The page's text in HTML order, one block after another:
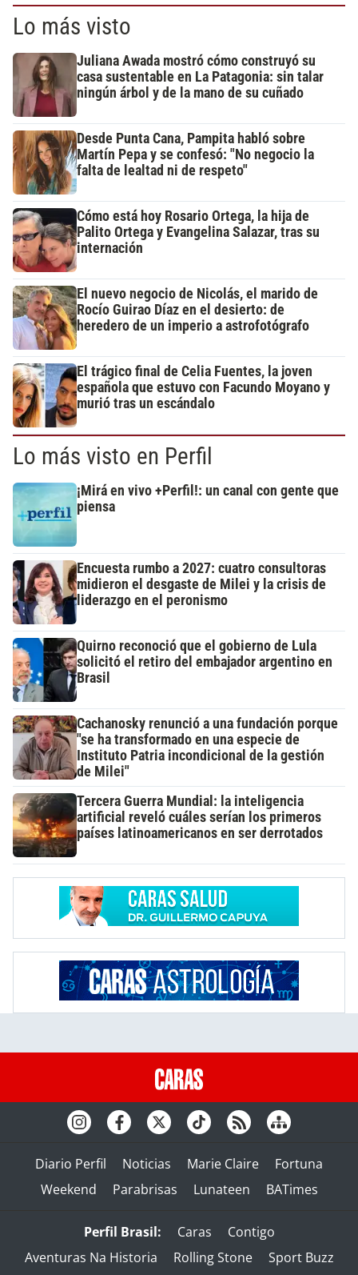
Lo más visto
Juliana Awada mostró cómo construyó su
casa sustentable en La Patagonia: sin talar
ningún árbol y de la mano de su cuñado
Desde Punta Cana, Pampita habló sobre
Martín Pepa y se confesó: "No negocio la
falta de lealtad ni de respeto"
Cómo está hoy Rosario Ortega, la hija de
Palito Ortega y Evangelina Salazar, tras su
internación
El nuevo negocio de Nicolás, el marido de
Rocío Guirao Díaz en el desierto: de
heredero de un imperio a astrofotógrafo
El trágico final de Celia Fuentes, la joven
española que estuvo con Facundo Moyano y
murió tras un escándalo
Lo más visto en Perfil
¡Mirá en vivo +Perfil!: un canal con gente que
piensa
Encuesta rumbo a 2027: cuatro consultoras
midieron el desgaste de Milei y la crisis de
liderazgo en el peronismo
Quirno reconoció que el gobierno de Lula
solicitó el retiro del embajador argentino en
Brasil
Cachanosky renunció a una fundación porque
"se ha transformado en una especie de
Instituto Patria incondicional de la gestión
de Milei"
Tercera Guerra Mundial: la inteligencia
artificial reveló cuáles serían los primeros
países latinoamericanos en ser derrotados
Diario Perfil Noticias Marie Claire
Fortuna
Weekend
Parabrisas Lunateen BATimes
Perfil Brasil: Caras
Contigo
Aventuras Na Historia
Rolling Stone
Sport Buzz